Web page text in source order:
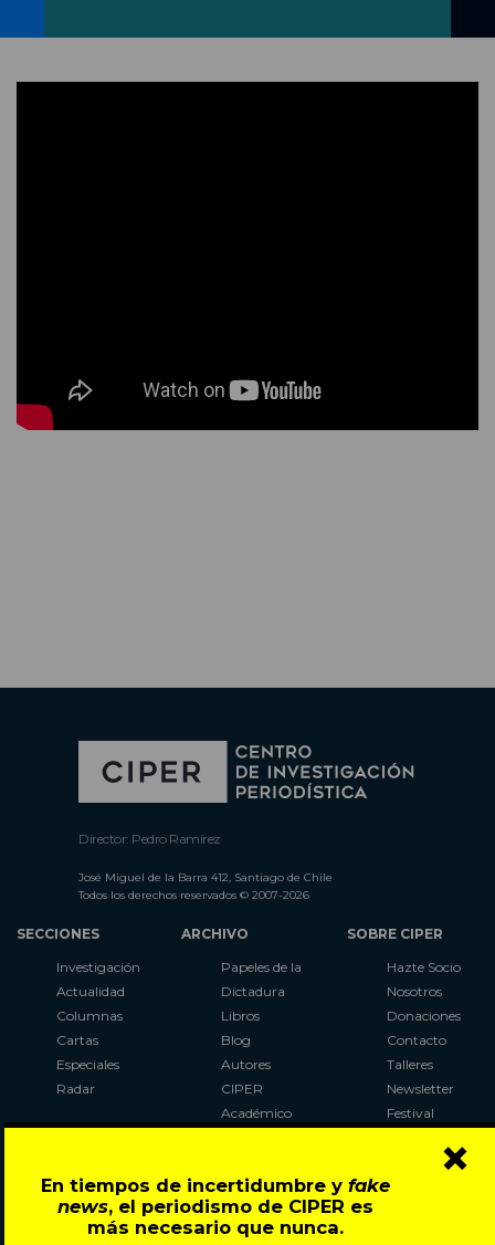
En tiempos de incertidumbre y fake
news, el periodismo de CIPER es
más necesario que nunca.
×
Director: Pedro Ramírez
José Miguel de la Barra 412, Santiago de Chile
Todos los derechos reservados © 2007-2026
SECCIONES
Investigación
Actualidad
Columnas
Cartas
Especiales
Radar
ARCHIVO
Papeles de la
Dictadura
Libros
Blog
Autores
CIPER
Académico
Al Plebiscito
con CIPER
SOBRE CIPER
Hazte Socio
Nosotros
Donaciones
Contacto
Talleres
Newsletter
Festival